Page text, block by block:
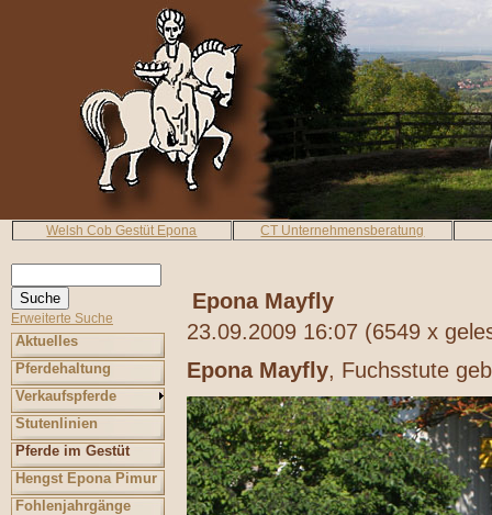
Welsh Cob Gestüt Epona CT Unternehmensberatung
Erweiterte Suche
Aktuelles
Pferdehaltung
Verkaufspferde
Stutenlinien
Pferde im Gestüt
Hengst Epona Pimur
Fohlenjahrgänge
Epona Mayfly
23.09.2009 16:07 (6549 x
Epona Mayfly, Fuchsstute